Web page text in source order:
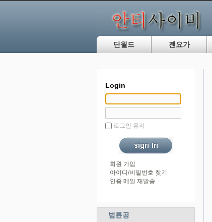
단월드 젠요가
Login
로그인 유지
회원 가입
아이디/비밀번호 찾기
인증 메일 재발송
법륜공